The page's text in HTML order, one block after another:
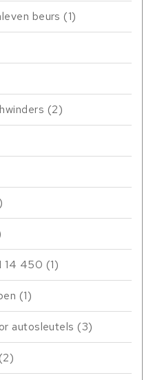
beurs (1)
(2)
14 450 (1)
(1)
autosleutels (3)
(2)